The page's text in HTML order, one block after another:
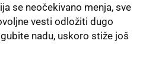
se neočekivano menja, sve
vesti odložiti dugo
nadu, uskoro stiže još